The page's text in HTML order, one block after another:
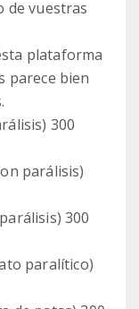
de vuestras
plataforma
parece bien
300
parálisis)
300
paralítico)